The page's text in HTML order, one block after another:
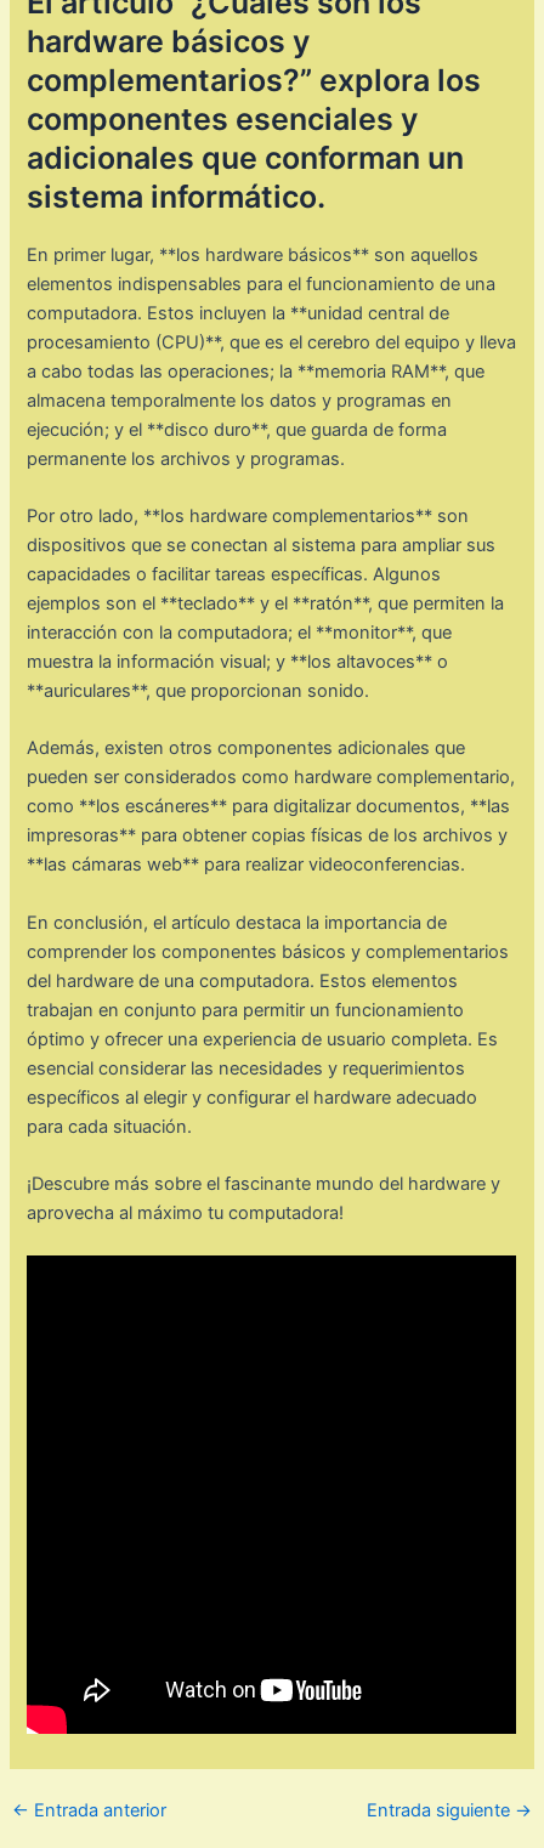
hardware básicos y
complementarios?” explora los
componentes esenciales y
adicionales que conforman un
sistema informático.
En primer lugar, **los hardware básicos** son aquellos
elementos indispensables para el funcionamiento de una
computadora. Estos incluyen la **unidad central de
procesamiento (CPU)**, que es el cerebro del equipo y lleva
a cabo todas las operaciones; la **memoria RAM**, que
almacena temporalmente los datos y programas en
ejecución; y el **disco duro**, que guarda de forma
permanente los archivos y programas.
Por otro lado, **los hardware complementarios** son
dispositivos que se conectan al sistema para ampliar sus
capacidades o facilitar tareas específicas. Algunos
ejemplos son el **teclado** y el **ratón**, que permiten la
interacción con la computadora; el **monitor**, que
muestra la información visual; y **los altavoces** o
**auriculares**, que proporcionan sonido.
Además, existen otros componentes adicionales que
pueden ser considerados como hardware complementario,
como **los escáneres** para digitalizar documentos, **las
impresoras** para obtener copias físicas de los archivos y
**las cámaras web** para realizar videoconferencias.
En conclusión, el artículo destaca la importancia de
comprender los componentes básicos y complementarios
del hardware de una computadora. Estos elementos
trabajan en conjunto para permitir un funcionamiento
óptimo y ofrecer una experiencia de usuario completa. Es
esencial considerar las necesidades y requerimientos
específicos al elegir y configurar el hardware adecuado
para cada situación.
¡Descubre más sobre el fascinante mundo del hardware y
aprovecha al máximo tu computadora!
← Entrada anterior Entrada siguiente →